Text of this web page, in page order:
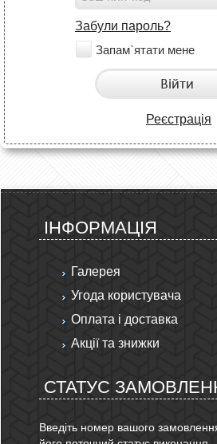
Забули пароль?
Запам`ятати мене
Війти
Реєстрація
ІНФОРМАЦІЯ
Галерея
Угода користувача
Оплата і доставка
Акції та знижки
СТАТУС
Введіть номер вашого